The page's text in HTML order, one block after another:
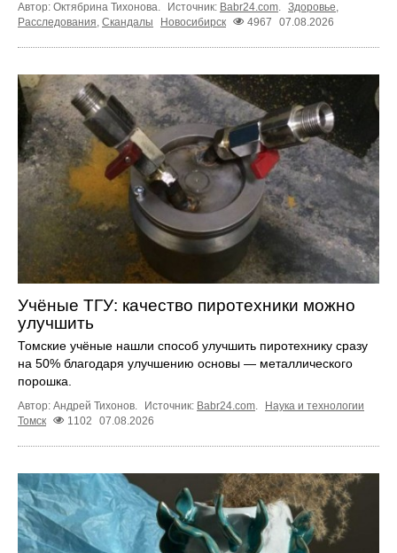
Автор: Октябрина Тихонова. Источник: Babr24.com Здоровье
Расследования Скандалы Новосибирск 4967 07.08.2026
Учёные ТГУ: качество пиротехники можно
улучшить
Томские учёные нашли способ улучшить пиротехнику сразу
на 50% благодаря улучшению основы — металлического
порошка.
Автор: Андрей Тихонов. Источник: Babr24.com.
Наука и технологии
Томск
1102 07.08.2026